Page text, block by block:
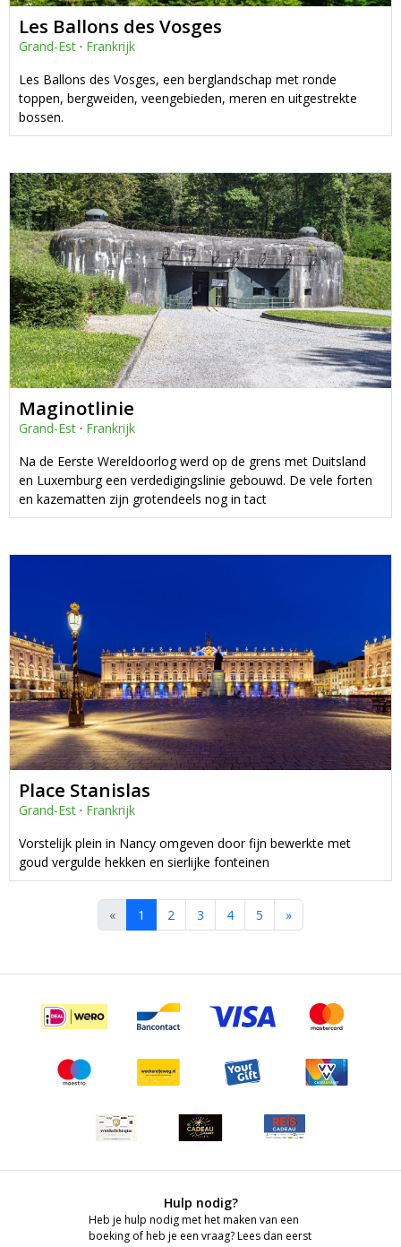
Les Ballons des Vosges
Grand-Est · Frankrijk
Les Ballons des Vosges, een berglandschap met ronde
toppen, bergweiden, veengebieden, meren en uitgestrekte
bossen.
Maginotlinie
Grand-Est · Frankrijk
Na de Eerste Wereldoorlog werd op de grens met Duitsland
en Luxemburg een verdedigingslinie gebouwd. De vele forten
en kazematten zijn grotendeels nog in tact
Place Stanislas
Grand-Est · Frankrijk
Vorstelijk plein in Nancy omgeven door fijn bewerkte met
goud vergulde hekken en sierlijke fonteinen
« 1 2 3 4 5 »
Hulp nodig?
Heb je hulp nodig met het maken van een
boeking of heb je een vraag? Lees dan eerst